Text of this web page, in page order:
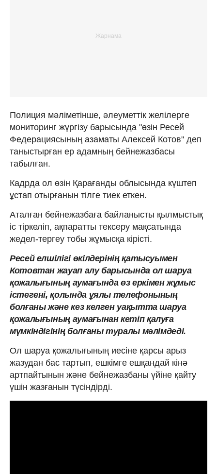
Полиция мәліметінше, әлеуметтік желілерге
мониторинг жүргізу барысында "өзін Ресей
Федерациясының азаматы Алексей Котов" деп
таныстырған ер адамның бейнежазбасы
табылған.
Кадрда ол өзін Қарағанды облысында күштеп
ұстап отырғанын тілге тиек еткен.
Аталған бейнежазбаға байланысты қылмыстық
іс тіркеліп, ақпаратты тексеру мақсатында
жедел-тергеу тобы жұмысқа кірісті.
Ресей елшілігі өкілдерінің қатысуымен
Котовтан жауап алу барысында ол шаруа
қожалығының аумағында өз еркімен жұмыс
істегені, қолында ұялы телефонының
болғаны және кез келген уақытта шаруа
қожалығының аумағынан кетіп қалуға
мүмкіндігінің болғаны туралы мәлімдеді.
Ол шаруа қожалығының иесіне қарсы арыз
жазудан бас тартып, ешкімге ешқандай кінә
артпайтынын және бейнежазбаны үйіне қайту
үшін жазғанын түсіндірді.